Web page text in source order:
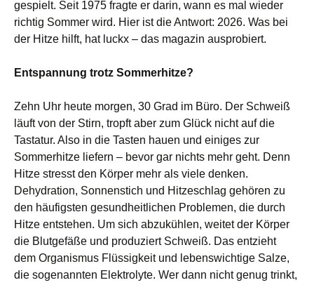
gespielt. Seit 1975 fragte er darin, wann es mal wieder
richtig Sommer wird. Hier ist die Antwort: 2026. Was bei
der Hitze hilft, hat luckx – das magazin ausprobiert.
Entspannung trotz Sommerhitze?
Zehn Uhr heute morgen, 30 Grad im Büro. Der Schweiß
läuft von der Stirn, tropft aber zum Glück nicht auf die
Tastatur. Also in die Tasten hauen und einiges zur
Sommerhitze liefern – bevor gar nichts mehr geht. Denn
Hitze stresst den Körper mehr als viele denken.
Dehydration, Sonnenstich und Hitzeschlag gehören zu
den häufigsten gesundheitlichen Problemen, die durch
Hitze entstehen. Um sich abzukühlen, weitet der Körper
die Blutgefäße und produziert Schweiß. Das entzieht
dem Organismus Flüssigkeit und lebenswichtige Salze,
die sogenannten Elektrolyte. Wer dann nicht genug trinkt,